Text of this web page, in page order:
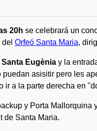
20h se celebrará un
Orfeó Santa Maria,
Eugèniay la
asisitir pero les
ir a la parte derecha en
y Porta Mallorquina
de Santa Maria.